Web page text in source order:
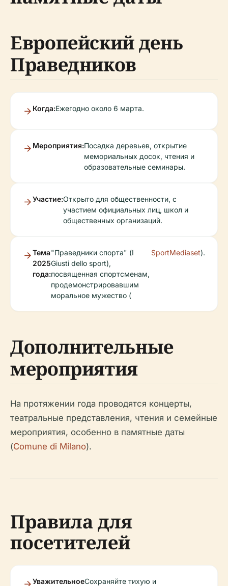
Европейский день
Праведников
Когда:Ежегодно около 6 марта.
Мероприятия:Посадка деревьев, открытие
мемориальных досок, чтения и
образовательные семинары.
Участие:Открыто для общественности, с
участием официальных лиц, школ и
общественных организаций.
Тема
2025
года:
"Праведники спорта" (I
Giusti dello sport),
посвященная спортсменам,
продемонстрировавшим
моральное мужество (
SportMediaset).
Дополнительные
мероприятия
На протяжении года проводятся концерты,
театральные представления, чтения и семейные
мероприятия, особенно в памятные даты
(Comune di Milano).
Правила для
посетителей
УважительноеСохраняйте тихую и